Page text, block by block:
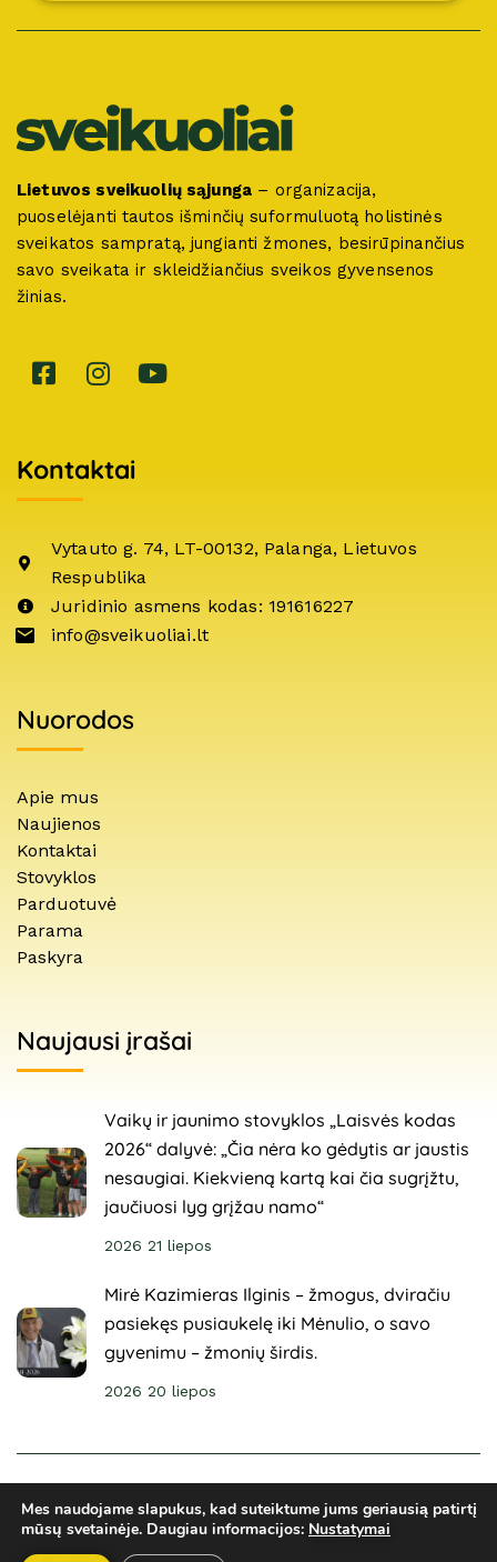
Lietuvos sveikuolių sąjunga – organizacija,
puoselėjanti tautos išminčių suformuluotą holistinės
sveikatos sampratą, jungianti žmones, besirūpinančius
savo sveikata ir skleidžiančius sveikos gyvensenos
žinias.
Kontaktai
Vytauto g. 74, LT-00132, Palanga, Lietuvos
Respublika
Juridinio asmens kodas: 191616227
info@sveikuoliai.lt
Nuorodos
Apie mus
Naujienos
Kontaktai
Stovyklos
Parduotuvė
Parama
Paskyra
Naujausi įrašai
Vaikų ir jaunimo stovyklos „Laisvės kodas
2026“ dalyvė: „Čia nėra ko gėdytis ar jaustis
nesaugiai. Kiekvieną kartą kai čia sugrįžtu,
jaučiuosi lyg grįžau namo“
2026 21 liepos
Mirė Kazimieras Ilginis – žmogus, dviračiu
pasiekęs pusiaukelę iki Mėnulio, o savo
gyvenimu – žmonių širdis.
2026 20 liepos
© 2025 Sveikuoliai. Visos teisės saugomos. Svetainė
sukurtaARCA4.lt
Mes naudojame slapukus, kad suteiktume jums geriausią patirtį
mūsų svetainėje. Daugiau informacijos: Nustatymai